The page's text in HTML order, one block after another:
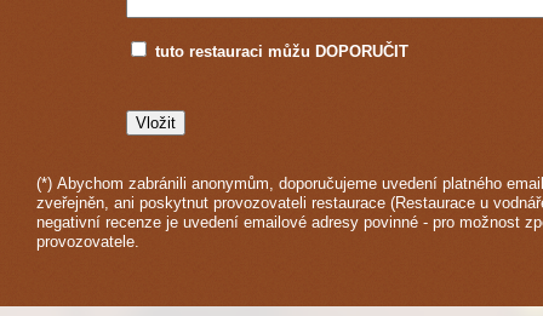
tuto restauraci můžu DOPORUČIT
(*) Abychom zabránili anonymům, doporučujeme uvedení platného
zveřejněn, ani poskytnut provozovateli restaurace (Restaurace u
negativní recenze je uvedení emailové adresy povinné - pro možnost
provozovatele.